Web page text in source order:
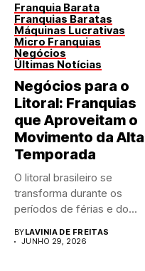
Franquia Barata
Franquias Baratas
Máquinas Lucrativas
Micro Franquias
Negócios
Últimas Notícias
Negócios para o
Litoral: Franquias
que Aproveitam o
Movimento da Alta
Temporada
O litoral brasileiro se
transforma durante os
períodos de férias e do...
BYLAVINIA DE FREITAS
JUNHO 29, 2026